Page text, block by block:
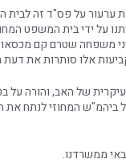
על פס"ד זה לבית
על ידי בית המשפט
משפחה שטרם קם מכסאו,
אלו סותרות את דעת
של האב, והורה על
של ביהמ"ש המחוזי לנתח
ממשרדנו.